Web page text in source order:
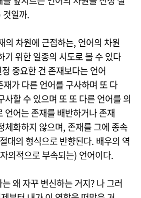
것일까.
의 차원에 근접하는, 언어의 차원
기 위한 일종의 시도로 볼 수 있다
중요한 건 존재보다는 언어
가 다른 언어를 구사하며 또 다
사할 수 있으며 또 또 다른 언어를 의
언어는 존재를 배반하거나 존재
체화하지 않으며, 존재를 그에 종속
대의 형식으로 반향된다. 배우의 역
의적으로 부속되는) 언어이다.
왜 자꾸 변신하는 거지? 나 그러